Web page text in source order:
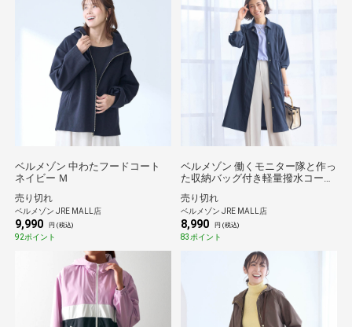
ベルメゾン 中わたフードコート
ネイビー Ｍ
売り切れ
ベルメゾン JRE MALL店
9,990 円 (税込)
92ポイント
ベルメゾン 働くモニター隊と作っ
た収納バッグ付き軽量撥水コート
売り切れ
ベルメゾン JRE MALL店
8,990 円 (税込)
83ポイント